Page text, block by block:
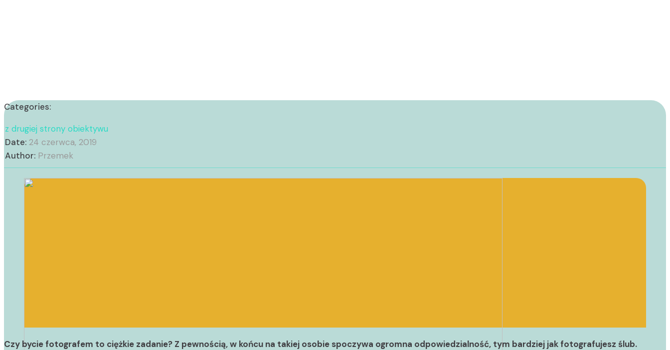
Categories:
z drugiej strony obiektywu
Date: 24 czerwca, 2019
Author: Przemek
Czy bycie fotografem to ciężkie zadanie? Z pewnością, w końcu na takiej osobie spoczywa ogromna odpowiedzialność, tym bardziej jak fotografujesz ślub.